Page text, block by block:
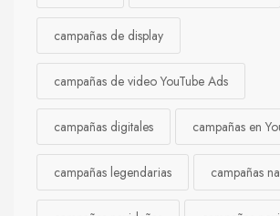
campañas de display
campañas de video YouTube Ads
campañas digitales campañas en
campañas legendarias campañas